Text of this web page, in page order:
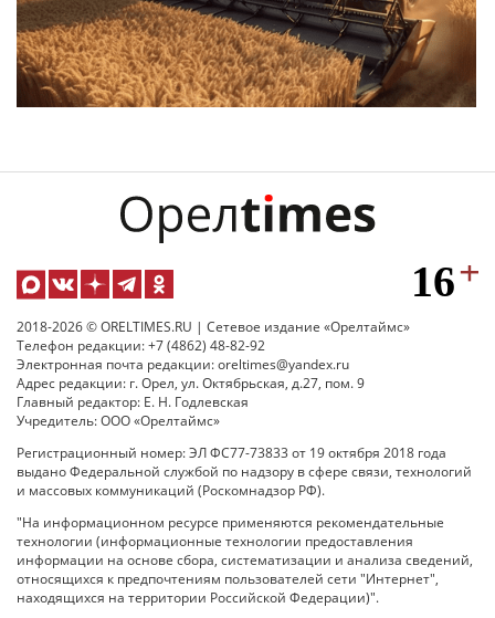
2018-2026 © ORELTIMES.RU | Сетевое издание «Орелтаймс»
Телефон редакции: +7 (4862) 48-82-92
Электронная почта редакции: oreltimes@yandex.ru
Адрес редакции: г. Орел, ул. Октябрьская, д.27, пом. 9
Главный редактор: Е. Н. Годлевская
Учредитель: ООО «Орелтаймс»
Регистрационный номер: ЭЛ ФС77-73833 от 19 октября 2018 года
выдано Федеральной службой по надзору в сфере связи, технологий
и массовых коммуникаций (Роскомнадзор РФ).
"На информационном ресурсе применяются рекомендательные
технологии (информационные технологии предоставления
информации на основе сбора, систематизации и анализа сведений,
относящихся к предпочтениям пользователей сети "Интернет",
находящихся на территории Российской Федерации)".